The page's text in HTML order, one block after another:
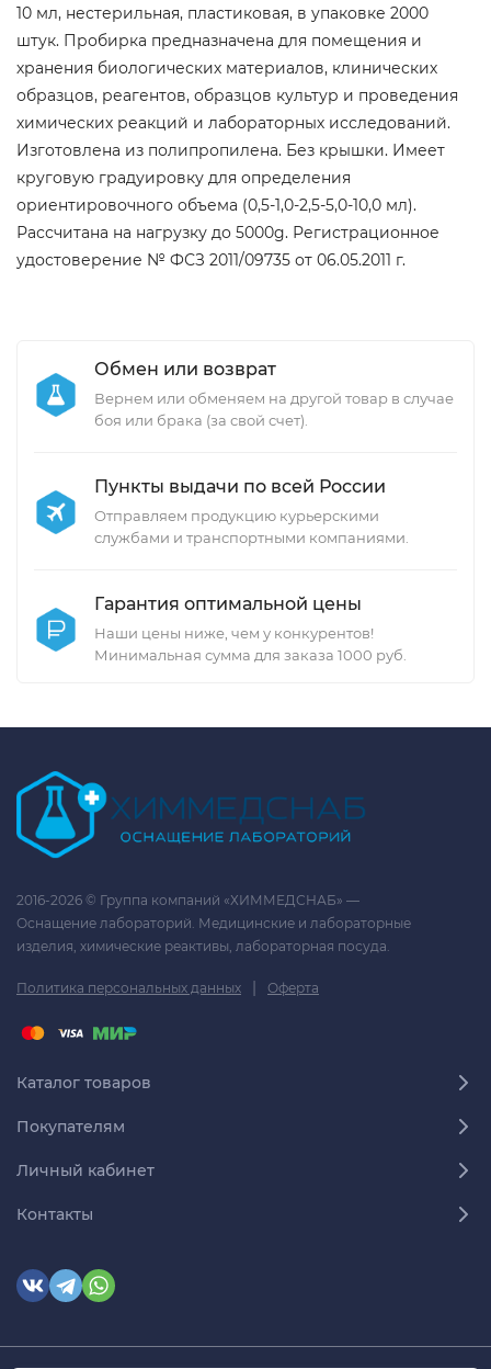
10 мл, нестерильная, пластиковая, в упаковке 2000
штук. Пробирка предназначена для помещения и
хранения биологических материалов, клинических
образцов, реагентов, образцов культур и проведения
химических реакций и лабораторных исследований.
Изготовлена из полипропилена. Без крышки. Имеет
круговую градуировку для определения
ориентировочного объема (0,5-1,0-2,5-5,0-10,0 мл).
Рассчитана на нагрузку до 5000g. Регистрационное
удостоверение № ФСЗ 2011/09735 от 06.05.2011 г.
Обмен или возврат
Вернем или обменяем на другой товар в случае
боя или брака (за свой счет).
Пункты выдачи по всей России
Отправляем продукцию курьерскими
службами и транспортными компаниями.
Гарантия оптимальной цены
Наши цены ниже, чем у конкурентов!
Минимальная сумма для заказа 1000 руб.
2016-2026 © Группа компаний «ХИММЕДСНАБ» —
Оснащение лабораторий. Медицинские и лабораторные
изделия, химические реактивы, лабораторная посуда.
Политика персональных данных | Оферта
Каталог товаров
Покупателям
Личный кабинет
Контакты